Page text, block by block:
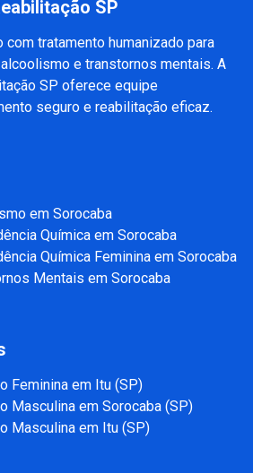
SP
com tratamento humanizado para
e transtornos mentais. A
SP oferece equipe
seguro e reabilitação eficaz.
em Sorocaba
Química em Sorocaba
Química Feminina em Sorocaba
Mentais em Sorocaba
Feminina em Itu (SP)
Masculina em Sorocaba (SP)
Masculina em Itu (SP)